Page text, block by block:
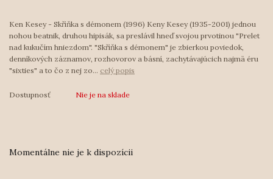
Ken Kesey - Skříňka s démonem (1996) Keny Kesey (1935-2001) jednou
nohou beatnik, druhou hipisák, sa preslávil hneď svojou prvotinou "Prelet
nad kukučím hniezdom". "Skříňka s démonem" je zbierkou poviedok,
denníkových záznamov, rozhovorov a básní, zachytávajúcich najmä éru
"sixties" a to čo z nej zo... celý popis
Dostupnosť Nie je na sklade
Momentálne nie je k dispozícii